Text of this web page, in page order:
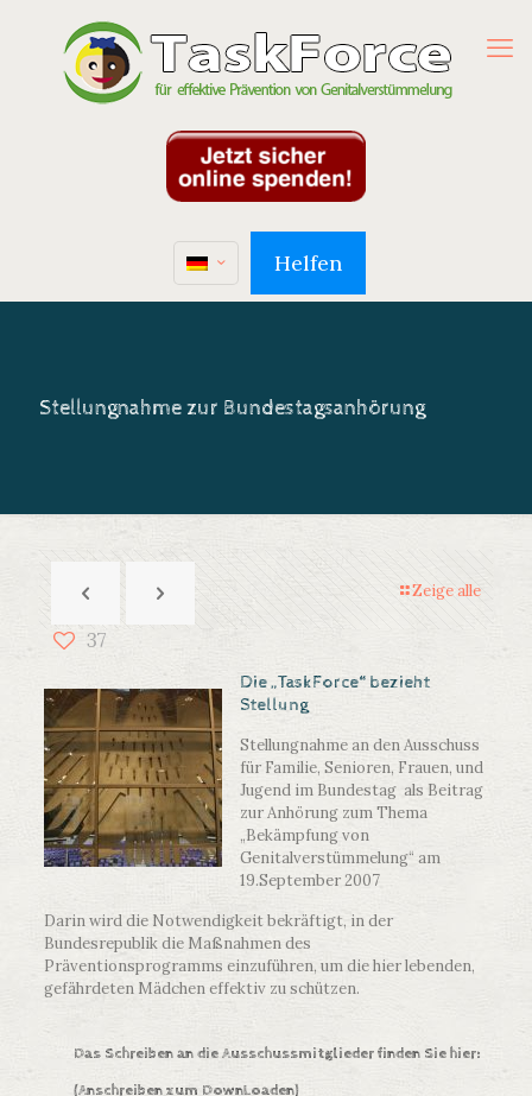
Helfen
Stellungnahme zur Bundestagsanhörung
Zeige alle
37
Die „TaskForce“ bezieht
Stellung
Stellungnahme an den Ausschuss
für Familie, Senioren, Frauen, und
Jugend im Bundestag als Beitrag
zur Anhörung zum Thema
„Bekämpfung von
Genitalverstümmelung“ am
19.September 2007
Darin wird die Notwendigkeit bekräftigt, in der
Bundesrepublik die Maßnahmen des
Präventionsprogramms einzuführen, um die hier lebenden,
gefährdeten Mädchen effektiv zu schützen.
Das Schreiben an die Ausschussmitglieder finden Sie hier:
(Anschreiben zum DownLoaden)